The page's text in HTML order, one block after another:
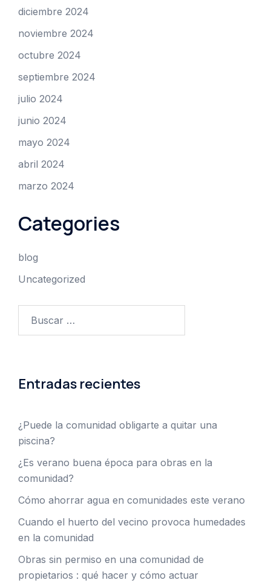
diciembre 2024
noviembre 2024
octubre 2024
septiembre 2024
julio 2024
junio 2024
mayo 2024
abril 2024
marzo 2024
Categories
blog
Uncategorized
Entradas recientes
¿Puede la comunidad obligarte a quitar una
piscina?
¿Es verano buena época para obras en la
comunidad?
Cómo ahorrar agua en comunidades este verano
Cuando el huerto del vecino provoca humedades
en la comunidad
Obras sin permiso en una comunidad de
propietarios : qué hacer y cómo actuar